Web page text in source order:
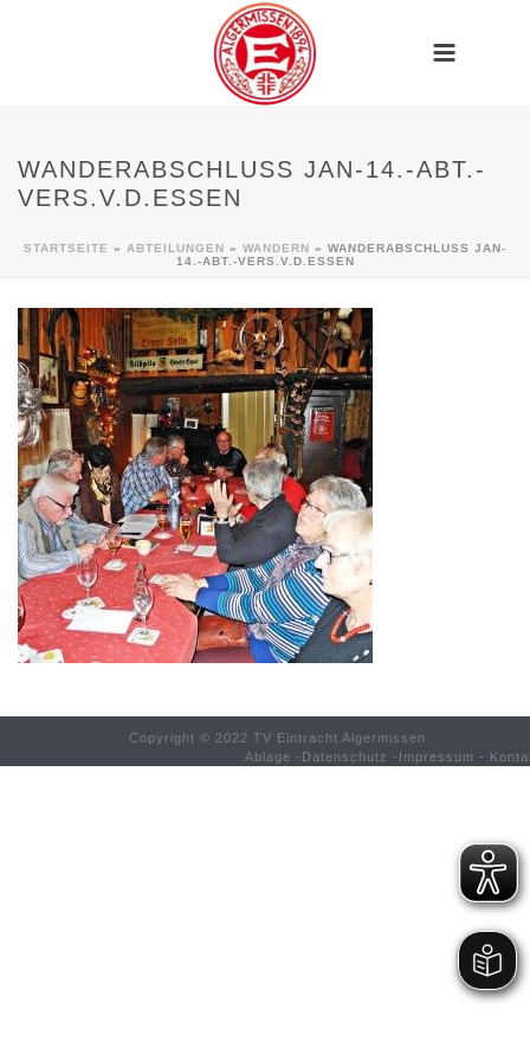
WANDERABSCHLUSS JAN-14.-ABT.-
VERS.V.D.ESSEN
STARTSEITE » ABTEILUNGEN » WANDERN » WANDERABSCHLUSS JAN-
14.-ABT.-VERS.V.D.ESSEN
Copyright © 2022 TV Eintracht Algermissen
Ablage - Datenschutz - Impressum -